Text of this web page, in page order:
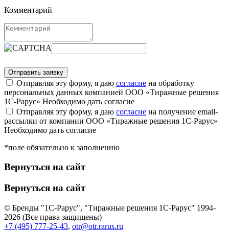
Комментарий
Отправляя эту форму, я даю согласие на обработку
персональных данных компанией ООО «Тиражные решения
1С-Рарус» Необходимо дать согласие
Отправляя эту форму, я даю согласие на получение email-
рассылки от компании ООО «Тиражные решения 1С-Рарус»
Необходимо дать согласие
*поле обязательно к заполнению
Вернуться на сайт
Вернуться на сайт
© Бренды "1С-Рарус", "Тиражные решения 1С-Рарус" 1994-
2026 (Все права защищены)
+7 (495) 777-25-43, otr@otr.rarus.ru